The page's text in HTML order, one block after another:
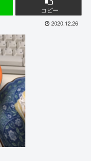
コピー
2020.12.26